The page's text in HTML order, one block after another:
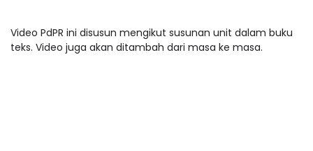
Video PdPR ini disusun mengikut susunan unit dalam buku
teks. Video juga akan ditambah dari masa ke masa.